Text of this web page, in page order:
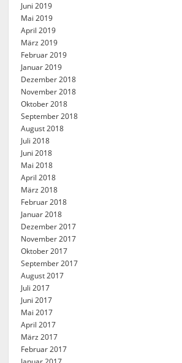
Juni 2019
Mai 2019
April 2019
März 2019
Februar 2019
Januar 2019
Dezember 2018
November 2018
Oktober 2018
September 2018
August 2018
Juli 2018
Juni 2018
Mai 2018
April 2018
März 2018
Februar 2018
Januar 2018
Dezember 2017
November 2017
Oktober 2017
September 2017
August 2017
Juli 2017
Juni 2017
Mai 2017
April 2017
März 2017
Februar 2017